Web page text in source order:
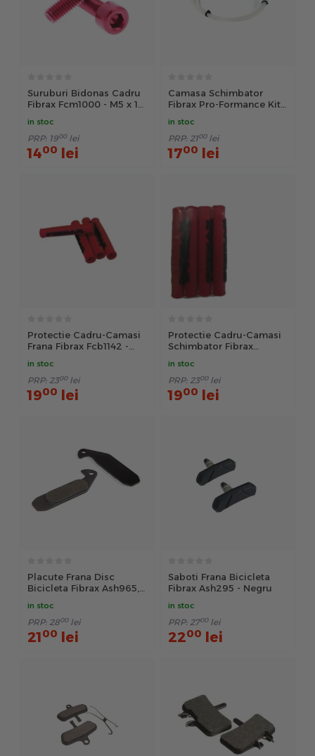
Suruburi Bidonas Cadru
Fibrax Fcm1000 - M5 x 15
in stoc
PRP: 1900 lei
1400 lei
Camasa Schimbator
Fibrax Pro-Formance Kit
in stoc
PRP: 2100 lei
1700 lei
Protectie Cadru-Camasi
Frana Fibrax Fcb1142 -
in stoc
PRP: 2300 lei
1900 lei
Protectie Cadru-Camasi
Schimbator Fibrax
in stoc
PRP: 2300 lei
1900 lei
Placute Frana Disc
Bicicleta Fibrax Ash965,
in stoc
PRP: 2800 lei
2100 lei
Saboti Frana Bicicleta
Fibrax Ash295 - Negru
in stoc
PRP: 2700 lei
2200 lei